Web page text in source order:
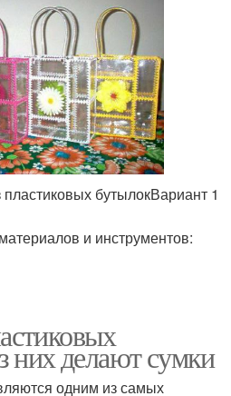
бутылокВариант 1
и инструментов:
них делают сумки
одним из самых